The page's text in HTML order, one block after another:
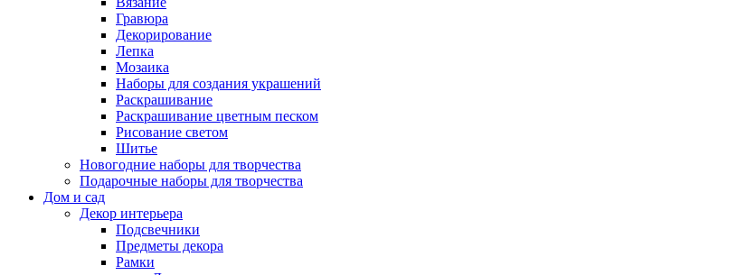
Гравюра
Декорирование
Лепка
Мозаика
Наборы для создания украшений
Раскрашивание
Раскрашивание цветным песком
Рисование светом
Шитье
Новогодние наборы для творчества
Подарочные наборы для творчества
Дом и сад
Декор интерьера
Подсвечники
Предметы декора
Рамки